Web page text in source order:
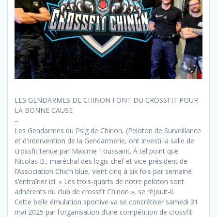
LES GENDARMES DE CHINON FONT DU CROSSFIT POUR
LA BONNE CAUSE
–
Les Gendarmes du Psig de Chinon, (Peloton de Surveillance
et d’Intervention de la Gendarmerie, ont investi la salle de
crossfit tenue par Maxime Toussaint. À tel point que
Nicolas B., maréchal des logis chef et vice-président de
l’Association Chic’n blue, vient cinq à six fois par semaine
s’entraîner ici. « Les trois-quarts de notre peloton sont
adhérents du club de crossfit Chinon », se réjouit-il.
Cette belle émulation sportive va se concrétiser samedi 31
mai 2025 par l’organisation d’une compétition de crossfit